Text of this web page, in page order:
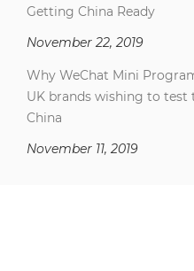
Getting China Ready
November 22, 2019
Why WeChat Mini
UK brands wishing to test
China
November 11, 2019